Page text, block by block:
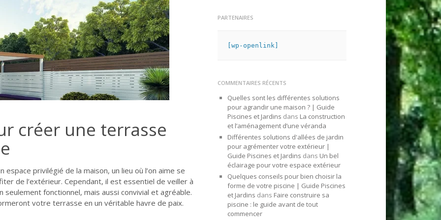
créer une terrasse
privilégié de la maison, un lieu où l’on aime se
de l’extérieur. Cependant, il est essentiel de veiller à
seulement fonctionnel, mais aussi convivial et agréable.
votre terrasse en un véritable havre de paix.
PARTENAIRES
[wp-openlink]
COMMENTAIRES RÉCENTS
Quelles sont les différentes solutions
pour agrandir une maison ? | Guide
Piscines et Jardins dans La construction
et l’aménagement d’une véranda
Différentes solutions d'allées de jardin
pour agrémenter votre extérieur |
Guide Piscines et Jardins dans Un bel
éclairage pour votre espace extérieur
Quelques conseils pour bien choisir la
forme de votre piscine | Guide Piscines
et Jardins dans Faire construire sa
piscine : le guide avant de tout
commencer